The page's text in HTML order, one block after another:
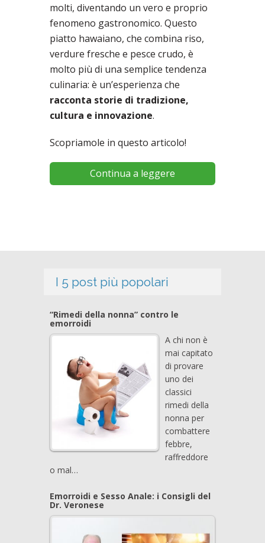
molti, diventando un vero e proprio
fenomeno gastronomico. Questo
piatto hawaiano, che combina riso,
verdure fresche e pesce crudo, è
molto più di una semplice tendenza
culinaria: è un’esperienza che
racconta storie di tradizione,
cultura e innovazione.
Scopriamole in questo articolo!
Continua a leggere
I 5 post più popolari
“Rimedi della nonna” contro le
emorroidi
A chi non è
mai capitato
di provare
uno dei
classici
rimedi della
nonna per
combattere
febbre,
raffreddore
o mal…
Emorroidi e Sesso Anale: i Consigli del
Dr. Veronese